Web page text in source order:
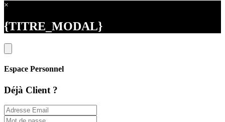
×
{TITRE_MODAL}
Espace Personnel
Déjà Client ?